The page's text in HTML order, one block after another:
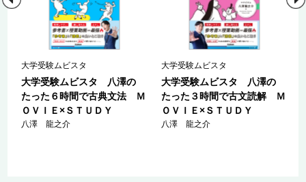
大学受験ムビスタ
大学受験ムビスタ 八澤の
たった６時間で古典文法 Ｍ
ＯＶＩＥ×ＳＴＵＤＹ
八澤 龍之介
大学受験ムビスタ
大学受験ムビスタ 八澤の
たった３時間で古文読解 Ｍ
ＯＶＩＥ×ＳＴＵＤＹ
八澤 龍之介